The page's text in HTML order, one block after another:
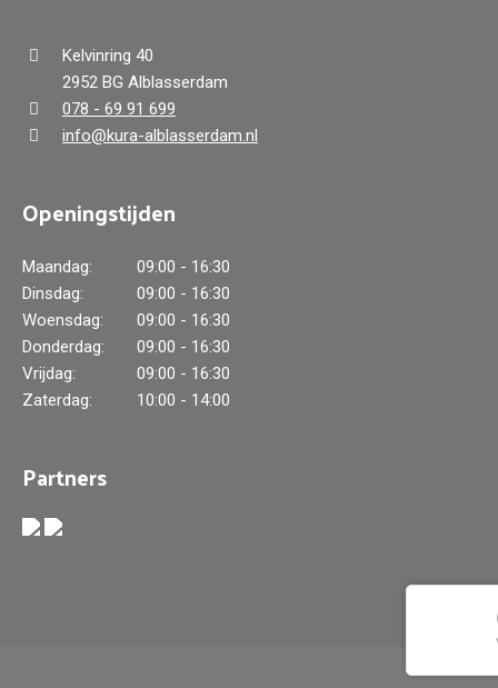
Kelvinring 40
2952 BG Alblasserdam
078 - 69 91 699
info@kura-alblasserdam.nl
Openingstijden
Maandag:
09:00 - 16:30
Dinsdag:
09:00 - 16:30
Woensdag:
09:00 - 16:30
Donderdag:
09:00 - 16:30
Vrijdag:
09:00 - 16:30
Zaterdag:
10:00 - 14:00
Partners